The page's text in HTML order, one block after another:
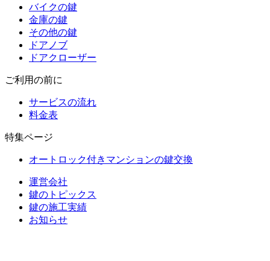
バイクの鍵
金庫の鍵
その他の鍵
ドアノブ
ドアクローザー
ご利用の前に
サービスの流れ
料金表
特集ページ
オートロック付きマンションの鍵交換
運営会社
鍵のトピックス
鍵の施工実績
お知らせ